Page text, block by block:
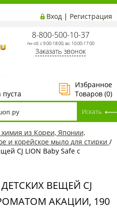
Вход | Регистрация
8-800-500-10-37
пн-сб: с 9:00-18:00; вс: 10:00-17:00
Заказать звонок
Избранное
Товаров (0)
из Кореи, Японии,
и корейское мыло для стирки /
CJ LION Baby Safe с
ВЕЩЕЙ CJ
АКАЦИИ, 190